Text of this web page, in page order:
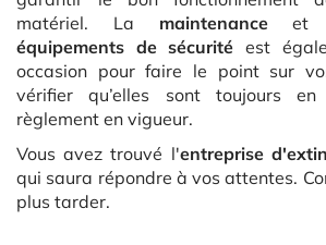
matériel. La maintenanceet
équipements de sécurité est
occasion pour faire le point sur
vérifier qu’elles sont toujours
règlement en vigueur.
Vous avez trouvé l'entreprise
qui saura répondre à vos attentes.
plus tarder.